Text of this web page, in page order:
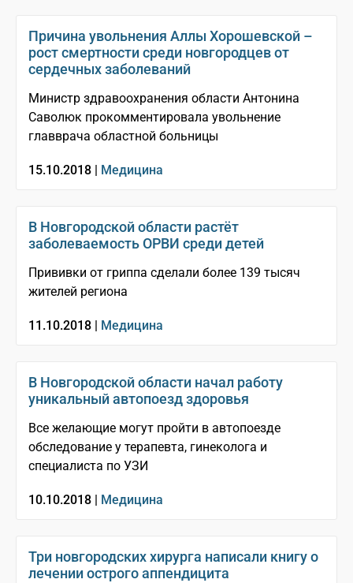
Причина увольнения Аллы Хорошевской –
рост смертности среди новгородцев от
сердечных заболеваний
Министр здравоохранения области Антонина
Саволюк прокомментировала увольнение
главврача областной больницы
15.10.2018 | Медицина
В Новгородской области растёт
заболеваемость ОРВИ среди детей
Прививки от гриппа сделали более 139 тысяч
жителей региона
11.10.2018 | Медицина
В Новгородской области начал работу
уникальный автопоезд здоровья
Все желающие могут пройти в автопоезде
обследование у терапевта, гинеколога и
специалиста по УЗИ
10.10.2018 | Медицина
Три новгородских хирурга написали книгу о
лечении острого аппендицита